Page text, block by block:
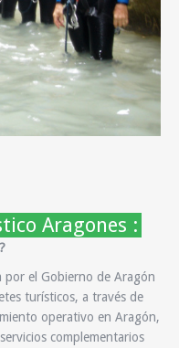
Aragones :
el Gobierno de Aragón
turísticos, a través de
operativo en Aragón,
complementarios